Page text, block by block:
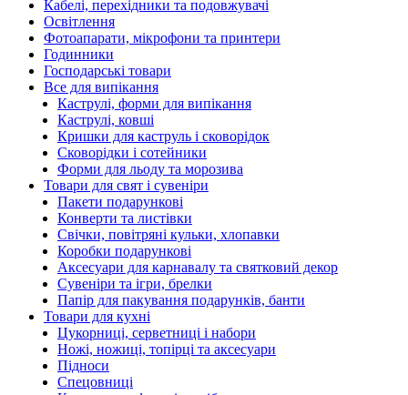
Кабелі, перехідники та подовжувачі
Освітлення
Фотоапарати, мікрофони та принтери
Годинники
Господарські товари
Все для випікання
Каструлі, форми для випікання
Каструлі, ковші
Кришки для каструль і сковорідок
Сковорідки і сотейники
Форми для льоду та морозива
Товари для свят і сувеніри
Пакети подарункові
Конверти та листівки
Свічки, повітряні кульки, хлопавки
Коробки подарункові
Аксесуари для карнавалу та святковий декор
Сувеніри та ігри, брелки
Папір для пакування подарунків, банти
Товари для кухні
Цукорниці, серветниці і набори
Ножі, ножиці, топірці та аксесуари
Підноси
Спецовниці